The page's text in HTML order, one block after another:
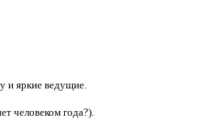
яркие ведущие.
человеком года?).